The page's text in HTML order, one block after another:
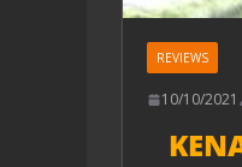
REVIEWS
10/10/2021